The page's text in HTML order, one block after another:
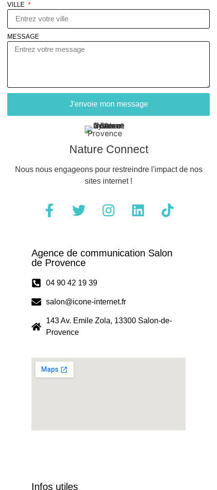
VILLE
MESSAGE
J'envoie mon message
Nature Connect
Nous nous engageons pour restreindre l'impact de nos
sites internet !
Agence de communication Salon
de Provence
04 90 42 19 39
salon@icone-internet.fr
143 Av. Emile Zola, 13300 Salon-de-
Provence
Infos utiles